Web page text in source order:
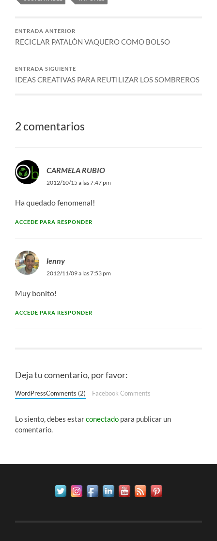
ENTRADA ANTERIOR
RECICLAR PATALÓN VAQUERO COMO BOLSO
ENTRADA SIGUIENTE
IDEAS CREATIVAS PARA REUTILIZAR LOS SOMBREROS
2 comentarios
CARMELA RUBIO
2012/10/15 a las 7:47 pm
Ha quedado fenomenal!
ACCEDE PARA RESPONDER
lenny
2012/11/09 a las 7:53 pm
Muy bonito!
ACCEDE PARA RESPONDER
Deja tu comentario, por favor:
WordPressComments (2) Facebook Comments
Lo siento, debes estarconectado para publicar un
comentario.